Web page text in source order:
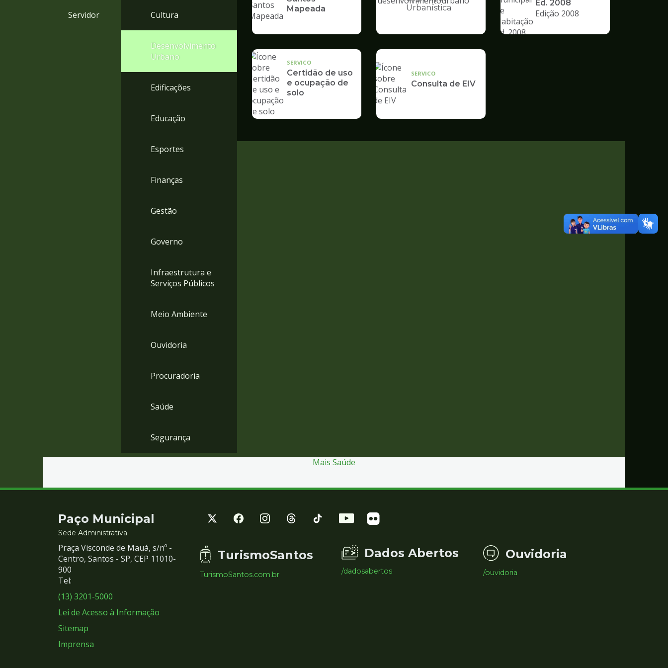
Servidor Cultura
Desenvolvimento
Urbano
Edificações
Educação
Esportes
Finanças
Gestão
Governo
Infraestrutura e
Serviços Públicos
Meio Ambiente
Ouvidoria
Procuradoria
Saúde
Segurança
Mapeada
Ilustração
de
Desenvolvimento
Urbanística
Ed. 2008
Edição 2008
SERVICO
Certidão de uso
e ocupação de
solo
SERVICO
Consulta de EIV
Mais Saúde
Contato
e
Redes
Sociais
Paço Municipal
Sede Administrativa
Praça Visconde de Mauá, s/nº -
Centro, Santos - SP, CEP 11010-
900
Tel:
(13) 3201-5000
Lei de Acesso à Informação
Sitemap
Imprensa
TurismoSantos
TurismoSantos.com.br
Dados Abertos
/dadosabertos
Ouvidoria
/ouvidoria